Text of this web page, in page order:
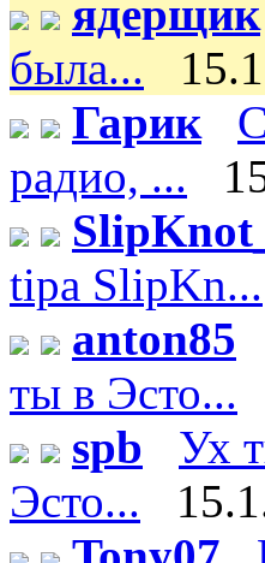
ядерщик
была...
Гарик
радио, ...
tipa SlipKn...
anton85
ты в Эсто...
spb
Ух
Эсто...